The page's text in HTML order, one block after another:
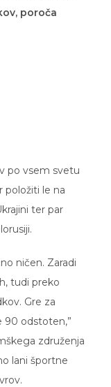
poroča
po vsem svetu
položiti le na
ter par
ničen. Zaradi
tudi preko
Gre za
90 odstoten,”
združenja
lani športne